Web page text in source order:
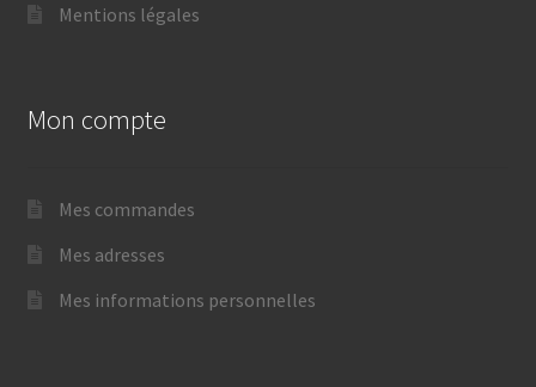
Mentions légales
Mon compte
Mes commandes
Mes adresses
Mes informations personnelles